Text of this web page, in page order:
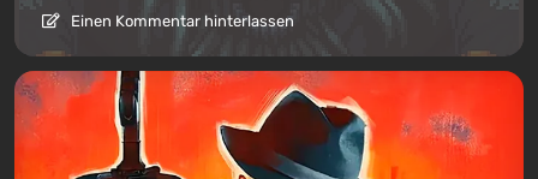
Einen Kommentar hinterlassen